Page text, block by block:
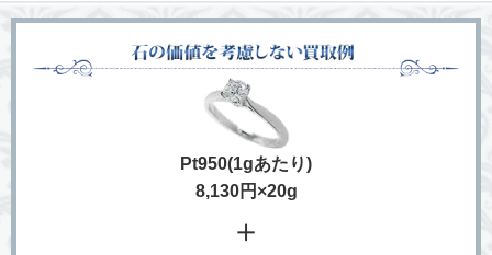
Pt950(1gあたり)
8,130円×20g
＋